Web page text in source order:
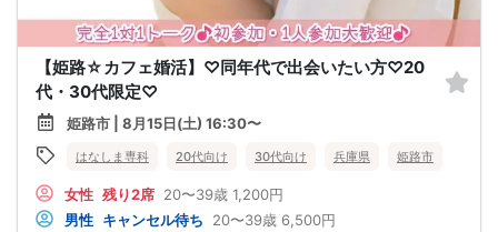
【姫路☆カフェ婚活】♡同年代で出会いたい方♡20
代・30代限定♡
姫路市 | 8月15日(土) 16:30〜
はなしま専科 20代向け 30代向け 兵庫県 姫路市
女性 残り2席 20〜39歳 1,200円
男性 キャンセル待ち 20〜39歳 6,500円